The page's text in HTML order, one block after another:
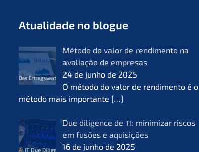
Atual­i­da­de no blogue
Método do valor de rendi­men­to na
avalia­ção de empre­sas
24 de junho de 2025
O método do valor de rendi­men­to é o
método mais importan­te […]
Due diligence deTI: minimi­zar riscos
em fusões e aquisi­ções
16 de junho de 2025